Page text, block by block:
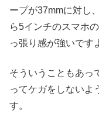
ープが37mmに対し
ら5インチのスマホ
っ張り感が強いです
そういうこともあっ
ってケガをしないよ
す。